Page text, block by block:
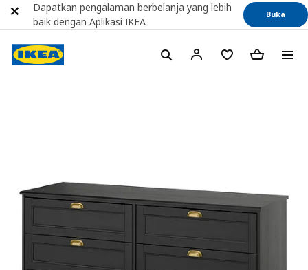
Dapatkan pengalaman berbelanja yang lebih
baik dengan Aplikasi IKEA
Buka